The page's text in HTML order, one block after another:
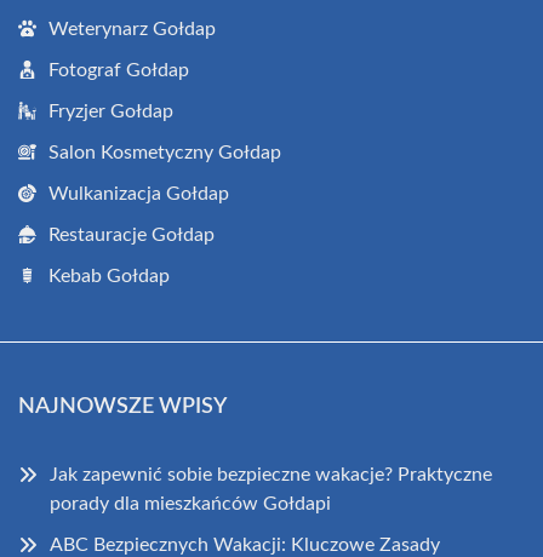
Weterynarz Gołdap
Fotograf Gołdap
Fryzjer Gołdap
Salon Kosmetyczny Gołdap
Wulkanizacja Gołdap
Restauracje Gołdap
Kebab Gołdap
NAJNOWSZE WPISY
Jak zapewnić sobie bezpieczne wakacje? Praktyczne
porady dla mieszkańców Gołdapi
ABC Bezpiecznych Wakacji: Kluczowe Zasady